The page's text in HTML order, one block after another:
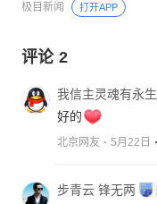
极目新闻 打开APP
评论 2
我信主灵魂有永生
好的
北京网友 5月22日
步青云 锋无两